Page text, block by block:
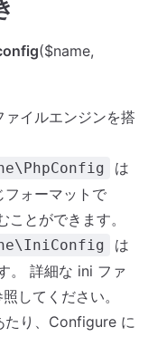
($name,
イルエンジンを搭
は
ォーマットで
とができます。
は
。 詳細な ini ファ
してください。
たり、Configure に